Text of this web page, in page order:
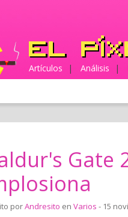
Artículos | Análisis |
Gate
porAndresito en Varios - 15